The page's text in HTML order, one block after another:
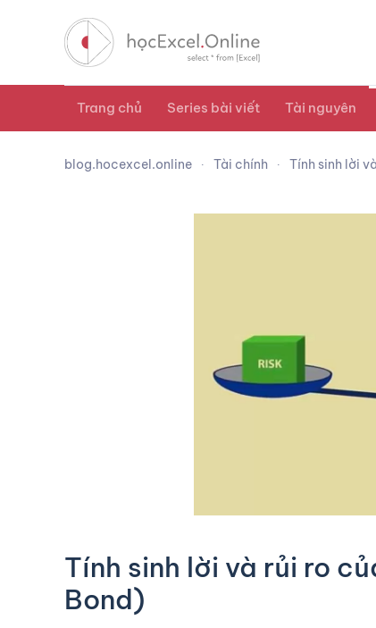
Trang chủ Series bài viết Tài nguyên
blog.hocexcel.online Tài chính Tính sinh lời
Tính sinh lời và rủi ro
Bond)